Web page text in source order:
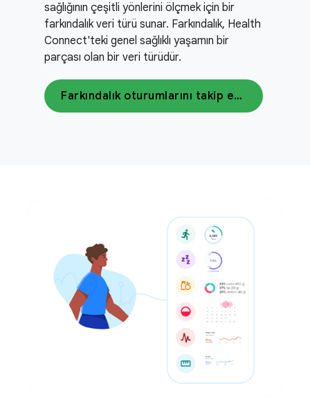
sağlığının çeşitli yönlerini ölçmek için bir
farkındalık veri türü sunar. Farkındalık, Health
Connect'teki genel sağlıklı yaşamın bir
parçası olan bir veri türüdür.
Farkındalık oturumlarını takip etme